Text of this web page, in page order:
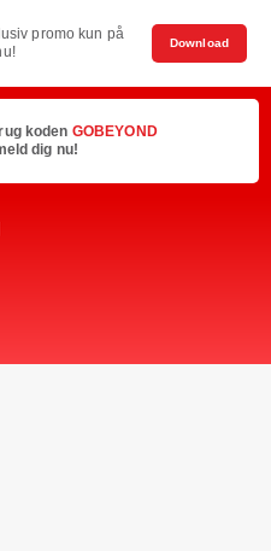
promo kun på
Download
koden GOBEYOND
dig nu!